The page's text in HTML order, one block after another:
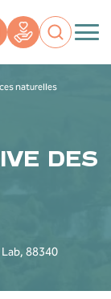
naturelles
DES
88340